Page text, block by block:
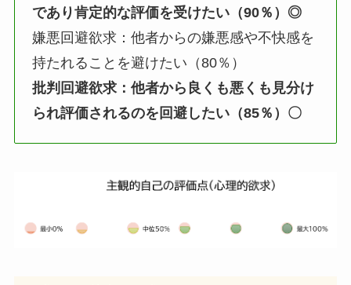
であり肯定的な評価を受けたい（90％）◎
嫌悪回避欲求：他者からの嫌悪感や不快感を
持たれることを避けたい（80％）
批判回避欲求：他者から良くも悪くも見分け
られ評価されるのを回避したい（85％）〇